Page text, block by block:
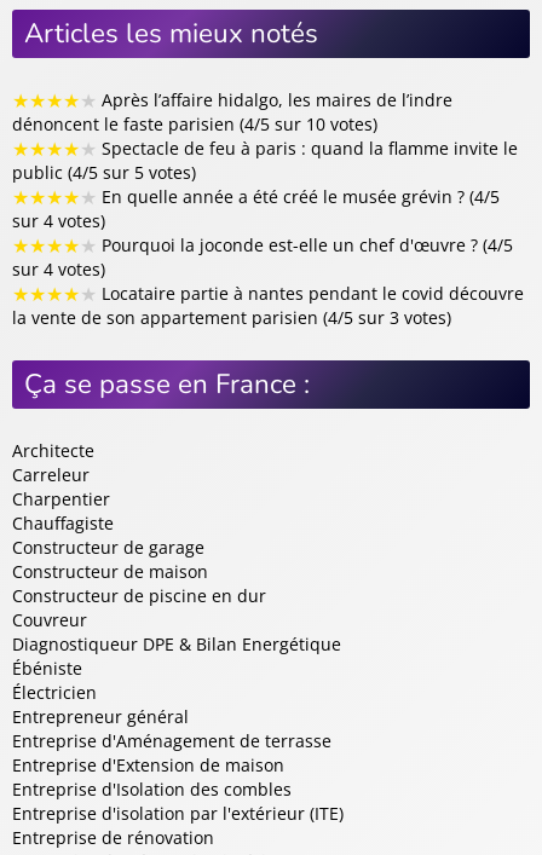
Articles les mieux notés
★★★★★ Après l’affaire hidalgo, les maires de l’indre
dénoncent le faste parisien (4/5 sur 10 votes)
★★★★★ Spectacle de feu à paris : quand la flamme invite le
public (4/5 sur 5 votes)
★★★★★ En quelle année a été créé le musée grévin ? (4/5
sur 4 votes)
★★★★★ Pourquoi la joconde est-elle un chef d'œuvre ? (4/5
sur 4 votes)
★★★★★ Locataire partie à nantes pendant le covid découvre
la vente de son appartement parisien (4/5 sur 3 votes)
Ça se passe en France :
Architecte
Carreleur
Charpentier
Chauffagiste
Constructeur de garage
Constructeur de maison
Constructeur de piscine en dur
Couvreur
Diagnostiqueur DPE & Bilan Energétique
Ébéniste
Électricien
Entrepreneur général
Entreprise d'Aménagement de terrasse
Entreprise d'Extension de maison
Entreprise d'Isolation des combles
Entreprise d'isolation par l'extérieur (ITE)
Entreprise de rénovation